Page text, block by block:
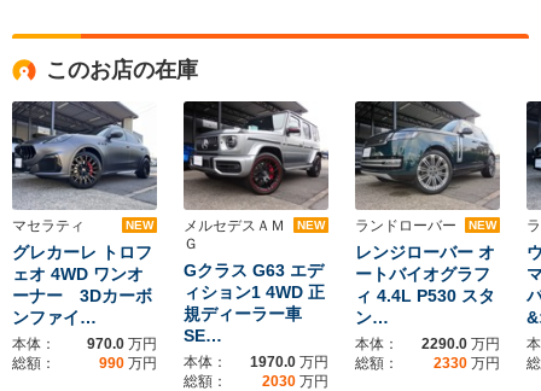
このお店の在庫
マセラティ NEW
グレカーレ トロフ
ェオ 4WD ワンオ
ーナー 3Dカーボ
ンファイ…
本体： 970.0 万円
総額：
990 万円
メルセデスＡＭ
Ｇ
NEW
Gクラス G63 エデ
ィション1 4WD 正
規ディーラー車
SE…
本体： 1970.0 万円
総額：
2030 万円
ランドローバー NEW
レンジローバー オ
ートバイオグラフ
ィ 4.4L P530 スタ
ン…
本体： 2290.0 万円
総額：
2330 万円